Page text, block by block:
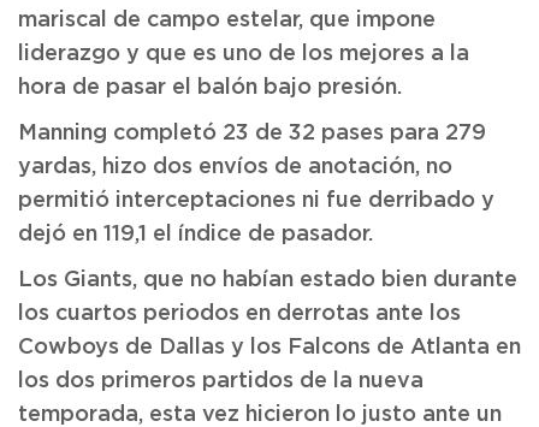
mariscal de campo estelar, que impone
liderazgo y que es uno de los mejores a la
hora de pasar el balón bajo presión.
Manning completó 23 de 32 pases para 279
yardas, hizo dos envíos de anotación, no
permitió interceptaciones ni fue derribado y
dejó en 119,1 el índice de pasador.
Los Giants, que no habían estado bien durante
los cuartos periodos en derrotas ante los
Cowboys de Dallas y los Falcons de Atlanta en
los dos primeros partidos de la nueva
temporada, esta vez hicieron lo justo ante un